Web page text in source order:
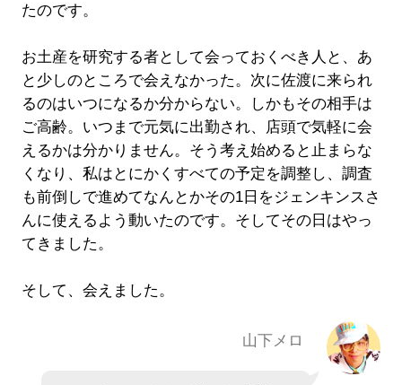
たのです。
お土産を研究する者として会っておくべき人と、あ
と少しのところで会えなかった。次に佐渡に来られ
るのはいつになるか分からない。しかもその相手は
ご高齢。いつまで元気に出勤され、店頭で気軽に会
えるかは分かりません。そう考え始めると止まらな
くなり、私はとにかくすべての予定を調整し、調査
も前倒しで進めてなんとかその1日をジェンキンスさ
んに使えるよう動いたのです。そしてその日はやっ
てきました。
そして、会えました。
山下メロ